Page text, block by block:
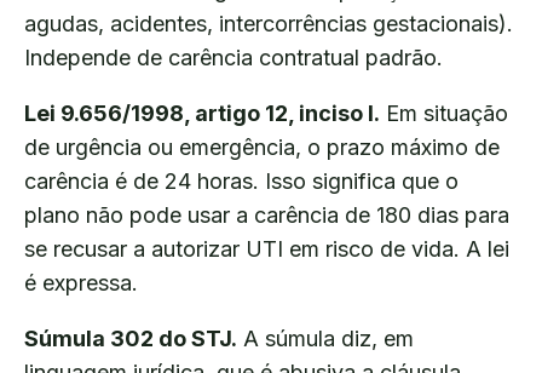
agudas, acidentes, intercorrências gestacionais).
Independe de carência contratual padrão.
Lei 9.656/1998, artigo 12, inciso I. Em situação
de urgência ou emergência, o prazo máximo de
carência é de 24 horas. Isso significa que o
plano não pode usar a carência de 180 dias para
se recusar a autorizar UTI em risco de vida. A lei
é expressa.
Súmula 302 do STJ. A súmula diz, em